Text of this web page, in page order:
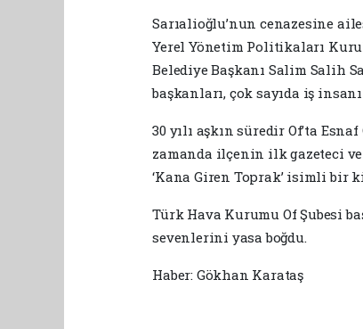
Sarıalioğlu’nun cenazesine
Yerel Yönetim Politikaları
Belediye Başkanı Salim Salih
başkanları, çok sayıda iş
30 yılı aşkın süredir Of’ta
zamanda ilçenin ilk gazeteci
‘Kana Giren Toprak’ isimli bir
Türk Hava Kurumu Of Şubesi
sevenlerini yasa boğdu.
Haber: Gökhan Karataş